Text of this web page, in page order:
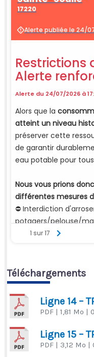
Téléchargements
Ligne 14 –
PDF | 1,81 Mo |
Ligne 15 –
PDF | 3,12 Mo |